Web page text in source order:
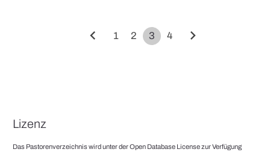
chevron_left 1 2 3 4 chevron_right
Lizenz
Das Pastorenverzeichnis wird unter der Open Database License zur Verfügung